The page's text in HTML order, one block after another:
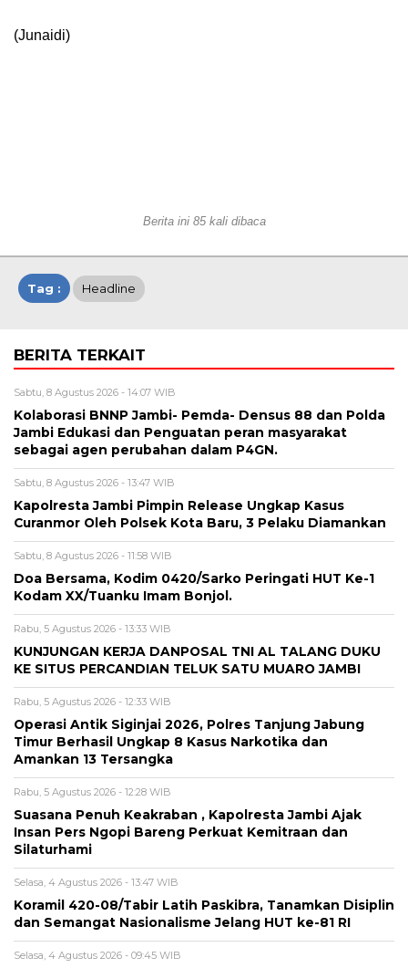
(Junaidi)
Berita ini 85 kali dibaca
Tag : Headline
BERITA TERKAIT
Sabtu, 8 Agustus 2026 - 14:07 WIB
Kolaborasi BNNP Jambi- Pemda- Densus 88 dan Polda
Jambi Edukasi dan Penguatan peran masyarakat
sebagai agen perubahan dalam P4GN.
Sabtu, 8 Agustus 2026 - 13:47 WIB
Kapolresta Jambi Pimpin Release Ungkap Kasus
Curanmor Oleh Polsek Kota Baru, 3 Pelaku Diamankan
Sabtu, 8 Agustus 2026 - 11:58 WIB
Doa Bersama, Kodim 0420/Sarko Peringati HUT Ke-1
Kodam XX/Tuanku Imam Bonjol.
Rabu, 5 Agustus 2026 - 13:33 WIB
KUNJUNGAN KERJA DANPOSAL TNI AL TALANG DUKU
KE SITUS PERCANDIAN TELUK SATU MUARO JAMBI
Rabu, 5 Agustus 2026 - 12:33 WIB
Operasi Antik Siginjai 2026, Polres Tanjung Jabung
Timur Berhasil Ungkap 8 Kasus Narkotika dan
Amankan 13 Tersangka
Rabu, 5 Agustus 2026 - 12:28 WIB
Suasana Penuh Keakraban , Kapolresta Jambi Ajak
Insan Pers Ngopi Bareng Perkuat Kemitraan dan
Silaturhami
Selasa, 4 Agustus 2026 - 13:47 WIB
Koramil 420-08/Tabir Latih Paskibra, Tanamkan Disiplin
dan Semangat Nasionalisme Jelang HUT ke-81 RI
Selasa, 4 Agustus 2026 - 09:45 WIB